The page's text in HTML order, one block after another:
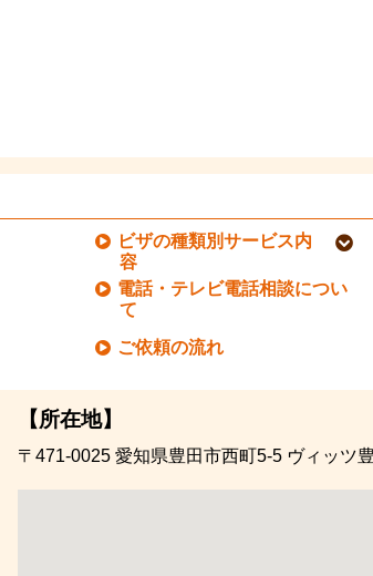
ビザの種類別サービス内
容
電話・テレビ電話相談につい
て
ご依頼の流れ
【所在地】
〒471-0025愛知県豊田市西町5-5 ヴィッツ